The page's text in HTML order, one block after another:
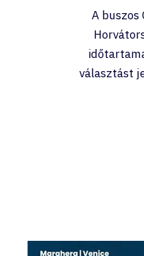
A buszos
választást